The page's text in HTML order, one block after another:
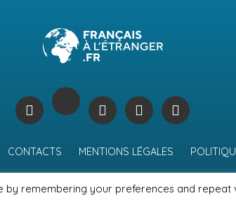
CONTACTS MENTIONS LÉGALES
remembering your preferences and repeat